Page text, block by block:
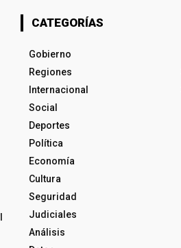
CATEGORÍAS
Gobierno
Regiones
Internacional
Social
Deportes
Política
Economía
Cultura
Seguridad
Judiciales
Análisis